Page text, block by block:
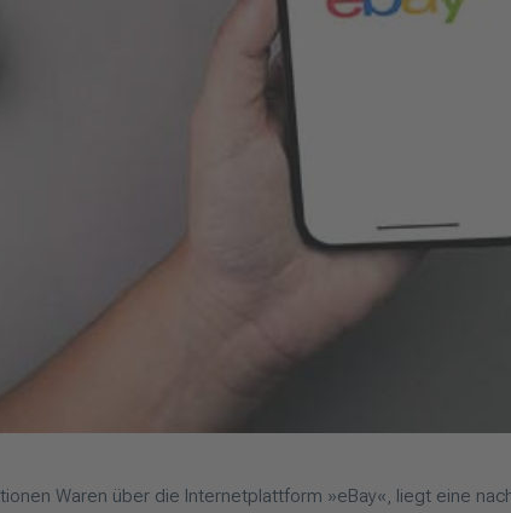
Waren über die Internetplattform »eBay«, liegt eine